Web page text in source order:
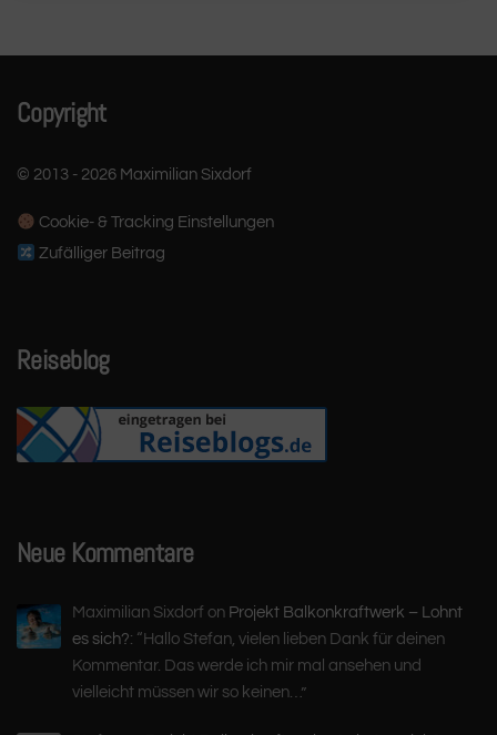
Copyright
© 2013 - 2026 Maximilian Sixdorf
Cookie- & Tracking Einstellungen
Zufälliger Beitrag
Reiseblog
Neue Kommentare
Maximilian Sixdorf on Projekt Balkonkraftwerk – Lohnt
es sich?: “ Hallo Stefan, vielen lieben Dank für deinen
Kommentar. Das werde ich mir mal ansehen und
vielleicht müssen wir so keinen… ”